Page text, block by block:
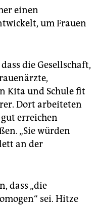
einen
um Frauen
die Gesellschaft,
Kita und Schule fit
Dort arbeiteten
erreichen
„Sie würden
an der
dass „die
sei. Hitze